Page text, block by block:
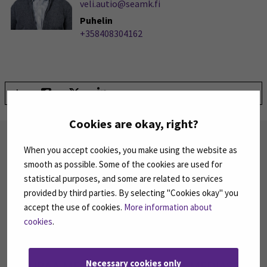
Cookies are okay, right?
When you accept cookies, you make using the website as
smooth as possible. Some of the cookies are used for
statistical purposes, and some are related to services
provided by third parties. By selecting "Cookies okay" you
accept the use of cookies. More information about
cookies.
Necessary cookies only
veli.autio@seamk.fi
Puhelin
+358408304162
Jaa:
TILAA UUTISKIRJEITÄMME
SEAMK tuottaa uutiskirjeitä eri aiheista.
Uutiskirjeemme ovat koosteita SEAMKin
ajankohtaisista koulutuksista, tapahtumista ja
asioista.